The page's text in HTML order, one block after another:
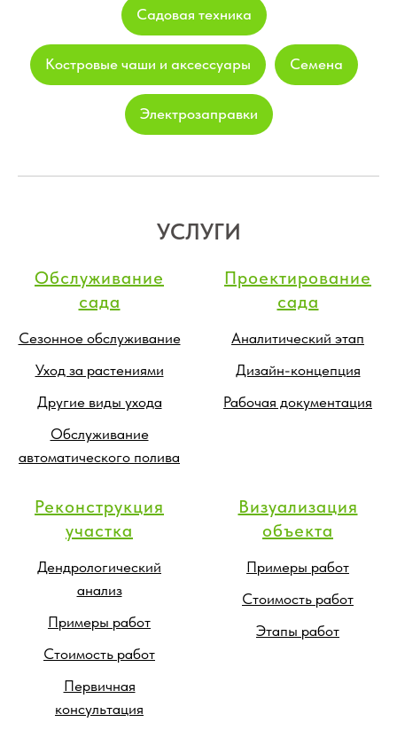
Садовая техника
Костровые чаши и аксессуары Семена
Электрозаправки
УСЛУГИ
Обслуживание
сада
Сезонное обслуживание
Уход за растениями
Другие виды ухода
Обслуживание
автоматического полива
Проектирование
сада
Аналитический этап
Дизайн-концепция
Рабочая документация
Реконструкция
участка
Дендрологический
анализ
Примеры работ
Стоимость работ
Первичная
консультация
Визуализация
объекта
Примеры работ
Стоимость работ
Этапы работ